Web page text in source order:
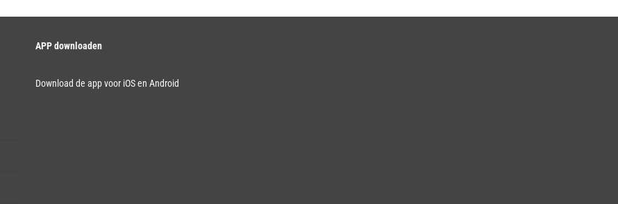
APP downloaden
Download de app voor iOS en Android